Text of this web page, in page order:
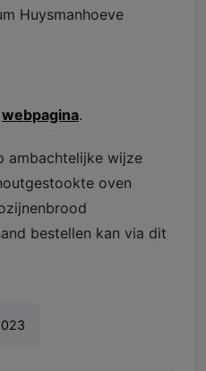
Huysmanhoeve
webpagina.
ambachtelijke wijze
oven
bestellen kan via dit